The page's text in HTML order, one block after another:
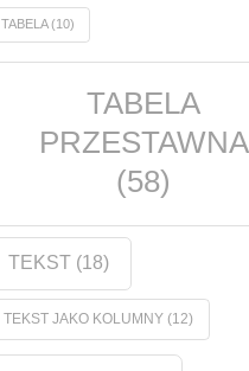
TABELA(10)
TABELA
PRZESTAWNA
(58)
TEKST(18)
TEKST JAKO KOLUMNY(12)